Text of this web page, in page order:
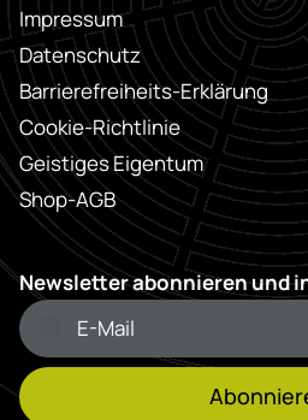
Impressum
Datenschutz
Barrierefreiheits-Erklärung
Cookie-Richtlinie
Geistiges Eigentum
Shop-AGB
Newsletter abonnieren und